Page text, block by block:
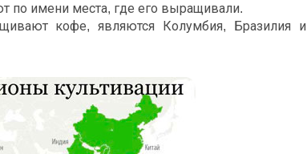
по имени места, где его выращивали.
кофе, являются Колумбия, Бразилия и